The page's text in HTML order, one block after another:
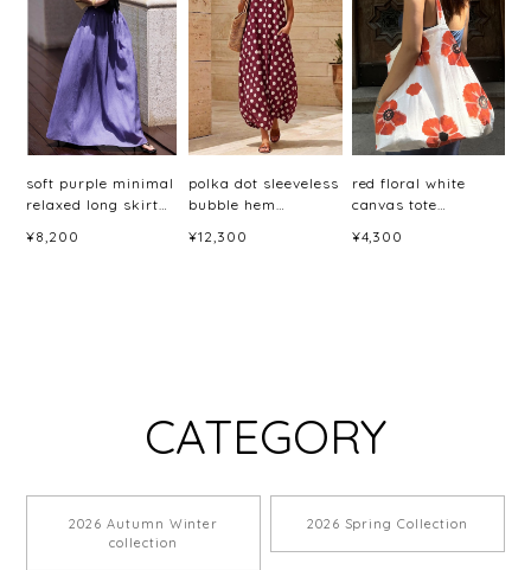
soft purple minimal
relaxed long skirt
¥8,200
polka dot sleeveless
bubble hem
d3060＞
¥12,300
red floral white
canvas tote
¥4,300
CATEGORY
2026 Autumn Winter
collection
2026 Spring Collection